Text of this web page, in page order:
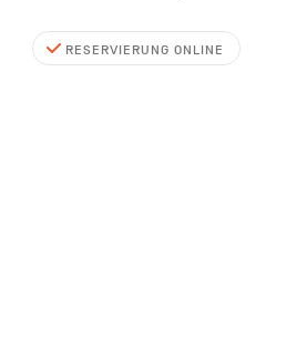
RESERVIERUNG ONLINE